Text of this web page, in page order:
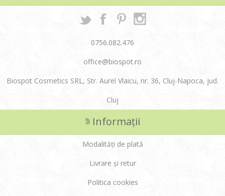
0756.082.476
office@biospot.ro
Biospot Cosmetics SRL, Str. Aurel Vlaicu, nr. 36, Cluj-Napoca, jud.
Cluj
Informații
Modalități de plată
Livrare și retur
Politica cookies